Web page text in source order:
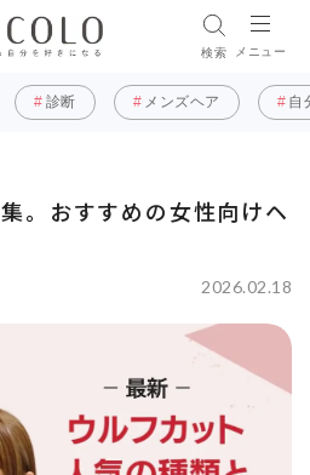
検索 メニュー
診断 メンズヘア 自
。おすすめの女性向けヘ
2026.02.18